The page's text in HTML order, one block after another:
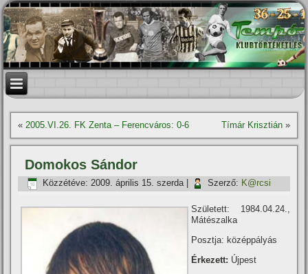
«2005.VI.26. FK Zenta – Ferencváros: 0-6 Tí­már Krisztián»
Domokos Sándor
Közzétéve: 2009. április 15. szerda| Szerző: K@rcsi
Született: 1984.04.24.,
Mátészalka
Posztja: középpályás
Érkezett: Újpest